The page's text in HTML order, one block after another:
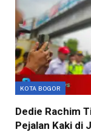
KOTA BOGOR
Dedie Rachim
Pejalan Kaki di